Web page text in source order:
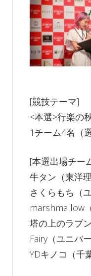
[競技テーマ]
<本選>行楽の
1チーム4名（
[本選出場チー
牛タン（東洋
さくらもち（
marshmallow
塔の上のラプ
Fairy（ユニバ
YDキノコ（千